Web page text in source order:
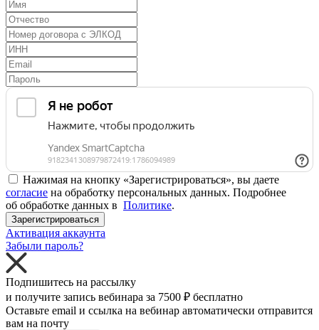
Нажимая на кнопку «Зарегистрироваться», вы даете
согласие на обработку персональных данных. Подробнее
об обработке данных в Политике.
Зарегистрироваться
Активация аккаунта
Забыли пароль?
Подпишитесь на рассылку
и получите запись вебинара за 7500 ₽ бесплатно
Оставьте email и ссылка на вебинар автоматически отправится
вам на почту